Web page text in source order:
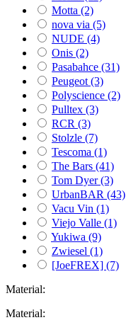
Motta (2)
nova via (5)
NUDE (4)
Onis (2)
Pasabahce (31)
Peugeot (3)
Polyscience (2)
Pulltex (3)
RCR (3)
Stolzle (7)
Tescoma (1)
The Bars (41)
Tom Dyer(3)
UrbanBAR (43)
Vacu Vin (1)
Viejo Valle (1)
Yukiwa (9)
Zwiesel (1)
[JoeFREX] (7)
Material:
Material: